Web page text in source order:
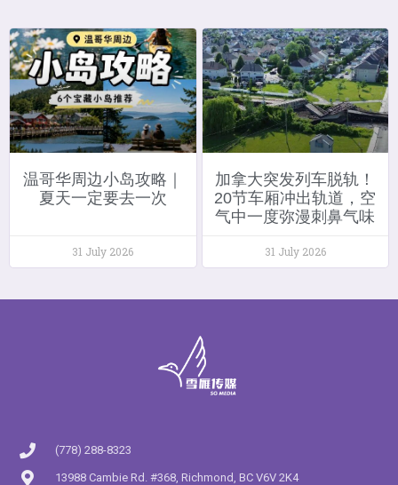
温哥华周边小岛攻略｜
夏天一定要去一次
31 July 2026
加拿大突发列车脱轨！
20节车厢冲出轨道，空
气中一度弥漫刺鼻气味
31 July 2026
(778) 288-8323
13988 Cambie Rd. #368, Richmond, BC V6V 2K4